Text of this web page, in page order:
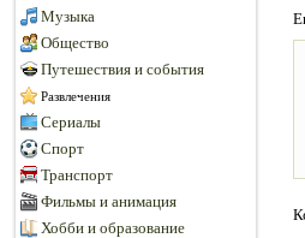
Музыка
Общество
Путешествия и события
Развлечения
Сериалы
Спорт
Транспорт
Фильмы и анимация
Хобби и образование